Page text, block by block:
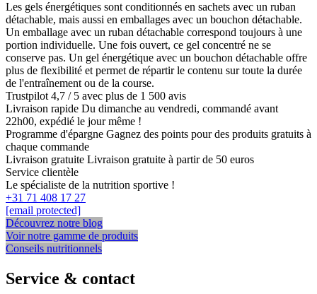
Les gels énergétiques sont conditionnés en sachets avec un ruban
détachable, mais aussi en emballages avec un bouchon détachable.
Un emballage avec un ruban détachable correspond toujours à une
portion individuelle. Une fois ouvert, ce gel concentré ne se
conserve pas. Un gel énergétique avec un bouchon détachable offre
plus de flexibilité et permet de répartir le contenu sur toute la durée
de l'entraînement ou de la course.
Trustpilot 4,7 / 5 avec plus de 1 500 avis
Livraison rapide Du dimanche au vendredi, commandé avant
22h00, expédié le jour même !
Programme d'épargne Gagnez des points pour des produits gratuits à
chaque commande
Livraison gratuite Livraison gratuite à partir de 50 euros
Service clientèle
Le spécialiste de la nutrition sportive !
+31 71 408 17 27
[email protected]
Découvrez notre blog
Voir notre gamme de produits
Conseils nutritionnels
Service & contact